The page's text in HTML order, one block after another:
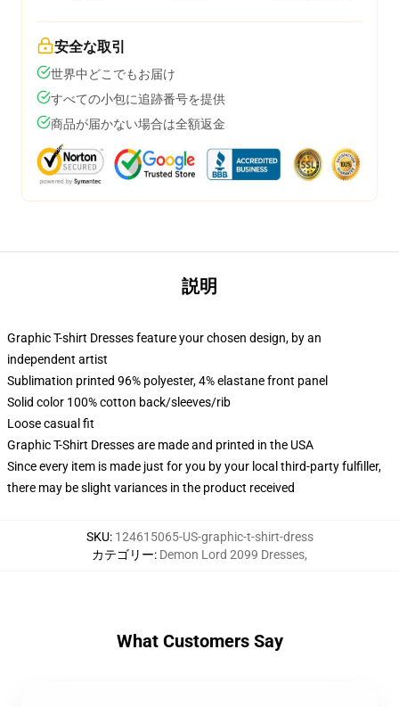
安全な取引
世界中どこでもお届け
すべての小包に追跡番号を提供
商品が届かない場合は全額返金
説明
Graphic T-shirt Dresses feature your chosen design, by an
independent artist
Sublimation printed 96% polyester, 4% elastane front panel
Solid color 100% cotton back/sleeves/rib
Loose casual fit
Graphic T-Shirt Dresses are made and printed in the USA
Since every item is made just for you by your local third-party fulfiller,
there may be slight variances in the product received
SKU: 124615065-US-graphic-t-shirt-dress
カテゴリー: Demon Lord 2099 Dresses,
What Customers Say